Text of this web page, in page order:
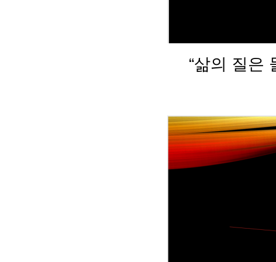
“삶의 질은